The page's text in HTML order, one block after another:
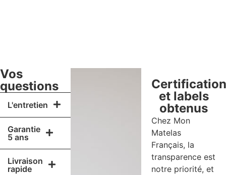
Vos
questions
L'entretien
Garantie
5 ans
Livraison
rapide
et labels
obtenus
Chez Mon
Matelas
Français, la
transparence est
notre priorité, et